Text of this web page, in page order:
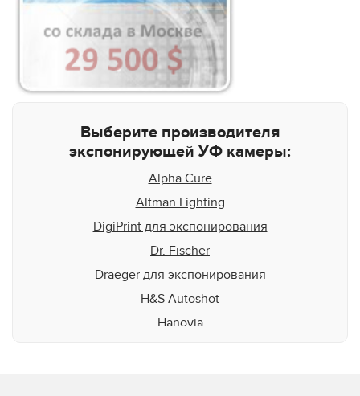
Выберите производителя
экспонирующей УФ камеры:
Alpha Cure
Altman Lighting
DigiPrint для экспонирования
Dr. Fischer
Draeger для экспонирования
H&S Autoshot
Hanovia